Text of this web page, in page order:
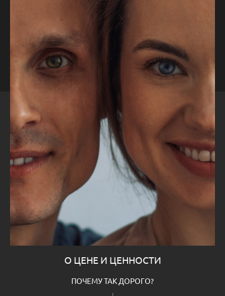
О ЦЕНЕ И ЦЕННОСТИ
ПОЧЕМУ ТАК ДОРОГО?